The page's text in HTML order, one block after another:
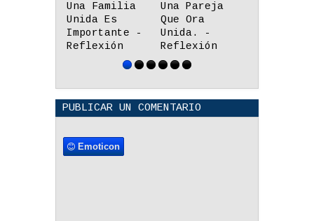
Una Pareja
Que Ora
Unida. -
Reflexión
Tiempo,
Lealtad y
Honestidad -
Reflexión
PUBLICAR UN COMENTARIO
Emoticon